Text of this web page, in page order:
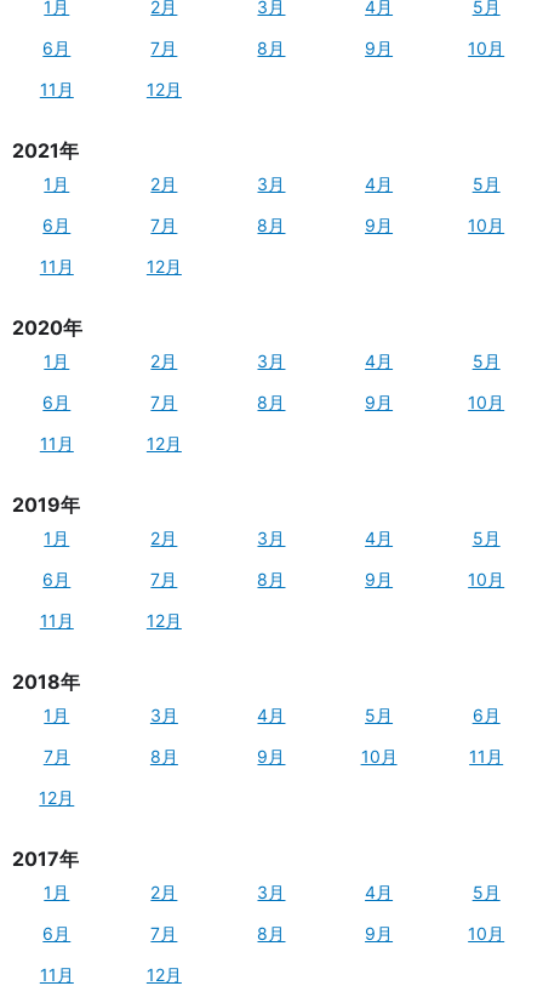
1月 2月 3月 4月
5月
6月
7月 8月 9月
10月
11月
12月
2021年
1月 2月 3月 4月
5月
6月
7月 8月 9月
10月
11月
12月
2020年
1月 2月 3月 4月
5月
6月
7月 8月 9月
10月
11月
12月
2019年
1月 2月 3月 4月
5月
6月
7月 8月 9月
10月
11月
12月
2018年
1月 3月 4月 5月
6月
7月
8月 9月 10月
11月
12月
2017年
1月 2月 3月 4月
5月
6月
7月 8月 9月
10月
11月
12月